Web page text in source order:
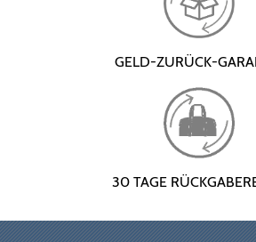
GELD-ZURÜCK-
30 TAGE